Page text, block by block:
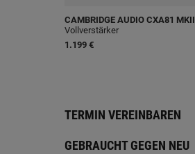
CAMBRIDGE AUDIO CXA81 MKII
Vollverstärker
1.199 €
TERMIN VEREINBAREN
GEBRAUCHT GEGEN NEU